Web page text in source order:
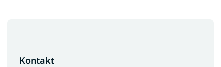
Kontakt